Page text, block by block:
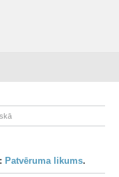
Patvēruma likums.